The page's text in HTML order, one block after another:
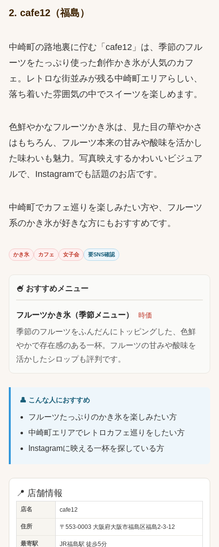
2. cafe12（福島）
中崎町の路地裏に佇む「cafe12」は、季節のフル
ーツをたっぷり使った創作かき氷が人気のカフ
ェ。レトロな街並みが残る中崎町エリアらしい、
落ち着いた雰囲気の中でスイーツを楽しめます。
色鮮やかなフルーツかき氷は、見た目の華やかさ
はもちろん、フルーツ本来の甘みや酸味を活かし
た味わいも魅力。写真映えするかわいいビジュア
ルで、Instagramでも話題のお店です。
中崎町でカフェ巡りを楽しみたい方や、フルーツ
系のかき氷が好きな方にもおすすめです。
かき氷 カフェ 女子会 要SNS確認
🍧 おすすめメニュー
フルーツかき氷（季節メニュー） 時価
季節のフルーツをふんだんにトッピングした、色鮮
やかで存在感のある一杯。フルーツの甘みや酸味を
活かしたシロップも評判です。
👤 こんな人におすすめ
フルーツたっぷりのかき氷を楽しみたい方
中崎町エリアでレトロカフェ巡りをしたい方
Instagramに映える一杯を探している方
📍 店舗情報
店名 cafe12
住所 〒553-0003 大阪府大阪市福島区福島2-3-12
最寄駅 JR福島駅 徒歩5分